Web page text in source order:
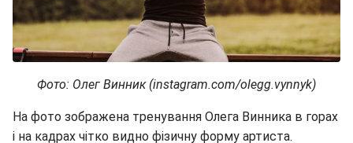
Фото: Олег Винник (instagram.com/olegg.vynnyk)
На фото зображена тренування Олега Винника в горах
і на кадрах чітко видно фізичну форму артиста.